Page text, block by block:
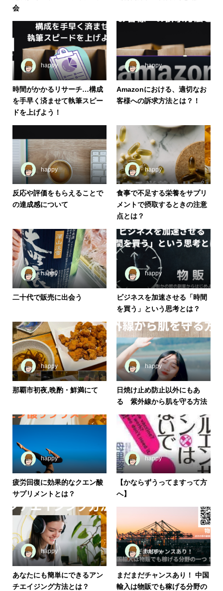
会
happy
時間がかかるリサーチ…構成
を手早く済ませて執筆スピー
ドを上げよう！
happy
Amazonにおける、適切なお
客様への訴求方法とは？！
happy
反応や評価をもらえることで
の達成感について
happy
食事で不足する栄養をサプリ
メントで摂取するときの注意
点とは？
happy
二十代で販売に出会う
happy
ビジネスを加速させる「時間
を買う」という思考とは？
happy
那覇市初夜,晩酌・鮮満にて
happy
日焼け止め防止以外にもあ
る 紫外線から肌を守る方法
happy
疲労回復に効果的なクエン酸
サプリメントとは？
happy
【かならずうってますって方
へ】
happy
あなたにも簡単にできるアン
チエイジング方法とは？
happy
まだまだチャンスあり！ 中国
輸入は物販でも稼げる分野の